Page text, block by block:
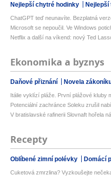
Nejlepší chytré hodinky Nejlepší
ChatGPT teď neunavíte. Bezplatná
Microsoft se nepoučil. Ve Windows
Netflix a další na víkend: nový Ted
Ekonomika a byznys
Daňové přiznání Novela
Itálie vyklízí pláže. První plážové kluby
Potenciální zachránce Soleku zrušil
V bratislavské rafinerii Slovnaft hořela
Recepty
Oblíbené zimní polévky Domácí
Cuketová zmrzlina? Vyzkoušejte